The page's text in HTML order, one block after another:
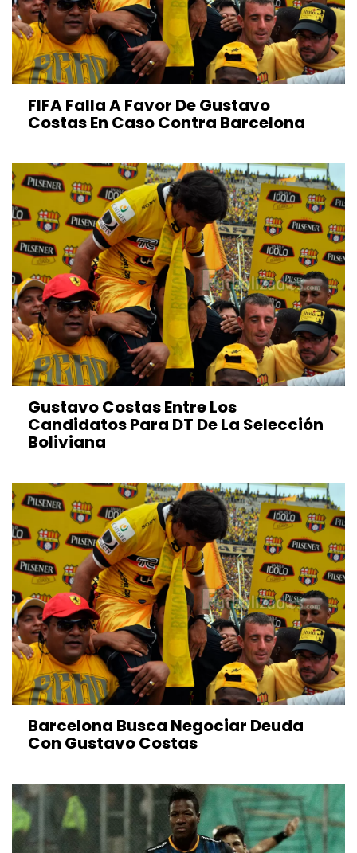
FIFA Falla A Favor De Gustavo
Costas En Caso Contra Barcelona
Gustavo Costas Entre Los
Candidatos Para DT De La Selección
Boliviana
Barcelona Busca Negociar Deuda
Con Gustavo Costas